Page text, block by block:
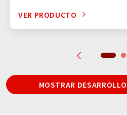
VER PRODUCTO
MOSTRAR